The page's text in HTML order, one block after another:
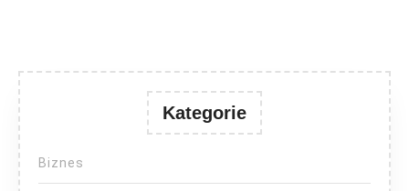
Kategorie
Biznes